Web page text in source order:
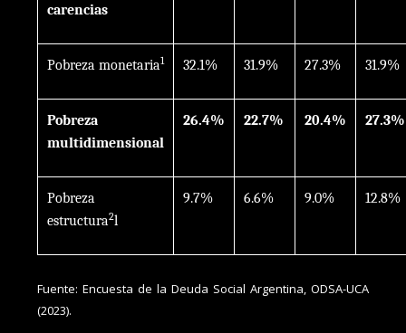
carencias
Pobreza monetaria1 32.1% 31.9% 27.3% 31.9%
Pobreza
multidimensional
26.4% 22.7% 20.4% 27.3%
Pobreza
estructura2l
9.7% 6.6% 9.0% 12.8%
Fuente: Encuesta de la Deuda Social Argentina, ODSA-UCA
(2023).